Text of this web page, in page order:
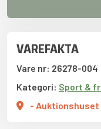
VAREFAKTA
Vare nr: 26278-004
Kategori: Sport &
- Auktionshuset